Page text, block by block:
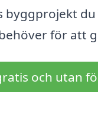
byggprojekt
för att
och utan